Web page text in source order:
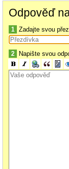
Odpověď
1 Zadajte svou
2 Napište svou